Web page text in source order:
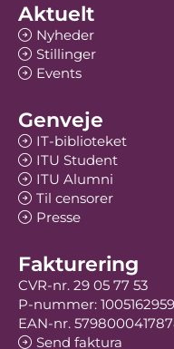
Aktuelt
Nyheder
Stillinger
Events
Genveje
IT-biblioteket
ITU Student
ITU Alumni
Til censorer
Presse
Fakturering
CVR-nr. 29 05 77 53
P-nummer: 1005162959
EAN-nr.
Send faktura